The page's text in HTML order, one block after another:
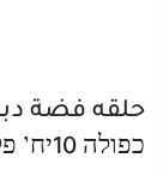
כפולה 10יח’ פלדע